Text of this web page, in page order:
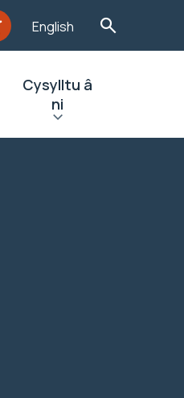
English
Cysylltu â
ni